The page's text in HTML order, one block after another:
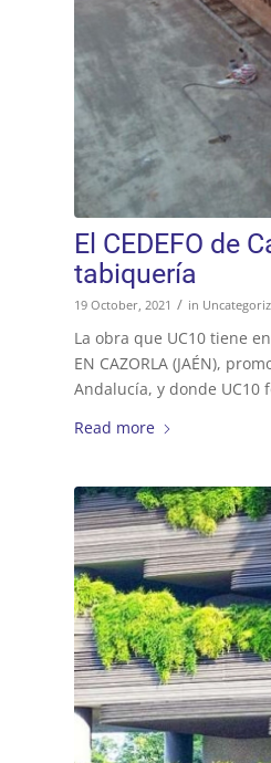
El CEDEFO de
tabiquería
19 October, 2021 / in
La obra que UC10 tiene en
EN CAZORLA (JAÉN),
Andalucía, y donde UC10
Read more